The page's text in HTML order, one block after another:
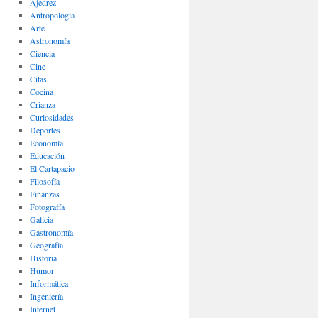
Antropología
Arte
Astronomía
Ciencia
Cine
Citas
Cocina
Crianza
Curiosidades
Deportes
Economía
Educación
El Cartapacio
Filosofía
Finanzas
Fotografía
Galicia
Gastronomía
Geografía
Historia
Humor
Informática
Ingeniería
Internet